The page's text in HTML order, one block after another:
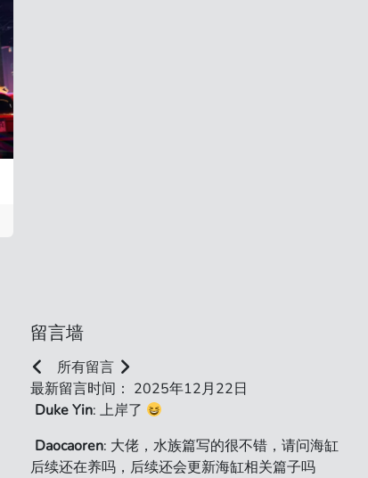
留言墙
所有留言
最新留言时间： 2025年12月22日
Duke Yin: 上岸了
Daocaoren: 大佬，水族篇写的很不错，请问海缸
后续还在养吗，后续还会更新海缸相关篇子吗